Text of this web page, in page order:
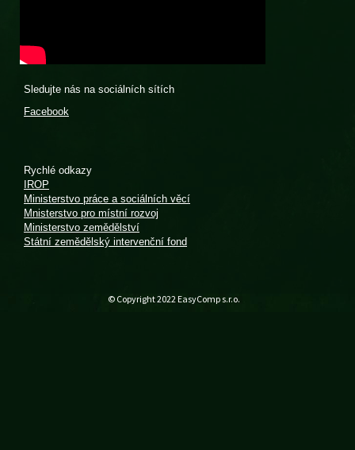
Sledujte nás na sociálních sítích
Facebook
Rychlé odkazy
IROP
Ministerstvo práce a sociálních věcí
Mnisterstvo pro místní rozvoj
Ministerstvo zemědělství
Státní zemědělský intervenční fond
© Copyright 2022EasyComp s.r.o.